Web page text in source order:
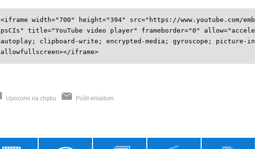
<iframe width="700" height="394" src="https://www.youtube.com/
psCIs" title="YouTube video player" frameborder="0"
autoplay; clipboard-write; encrypted-media; gyroscope; picture-
allowfullscreen></iframe>
Upozorni na chybu Pošli emailom